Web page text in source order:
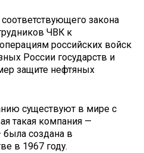
закона
ЧВК к
российских войск
России государств и
защите нефтяных
существуют в мире с
такая компания —
была создана в
в 1967 году.